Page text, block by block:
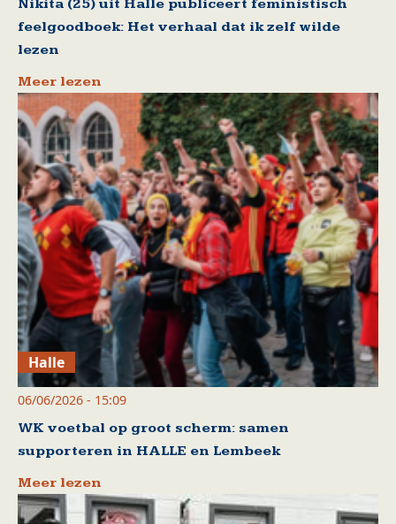
Nikita (25) uit Halle publiceert feministisch
feelgoodboek: Het verhaal dat ik zelf wilde
lezen
Meer lezen
Halle
06/06/2026 - 15:09
WK voetbal op groot scherm: samen
supporteren in HALLE en Lembeek
Meer lezen